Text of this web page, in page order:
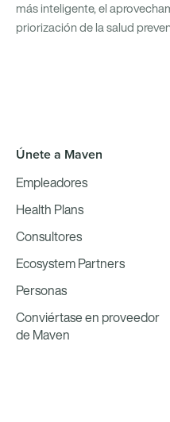
más inteligente, el
priorización de la salud
Únete a Maven
Empleadores
Health Plans
Consultores
Ecosystem Partners
Personas
Conviértase en proveedor
de Maven